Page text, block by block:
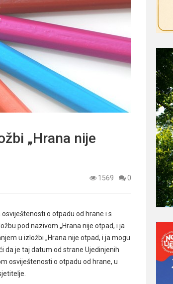
„Hrana nije
1569 0
o otpadu od hrane i s
pod nazivom „Hrana nije otpad, i ja
u izložbi „Hrana nije otpad, i ja mogu
da je taj datum od strane Ujedinjenih
osviještenosti o otpadu od hrane, u